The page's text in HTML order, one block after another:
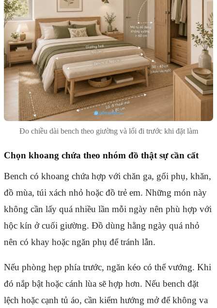
Đo chiều dài bench theo giường và lối đi trước khi đặt làm
Chọn khoang chứa theo nhóm đồ thật sự cần cất
Bench có khoang chứa hợp với chăn ga, gối phụ, khăn,
đồ mùa, túi xách nhỏ hoặc đồ trẻ em. Những món này
không cần lấy quá nhiều lần mỗi ngày nên phù hợp với
hộc kín ở cuối giường. Đồ dùng hằng ngày quá nhỏ
nên có khay hoặc ngăn phụ để tránh lẫn.
Nếu phòng hẹp phía trước, ngăn kéo có thể vướng. Khi
đó nắp bật hoặc cánh lùa sẽ hợp hơn. Nếu bench đặt
lệch hoặc cạnh tủ áo, cần kiểm hướng mở để không va